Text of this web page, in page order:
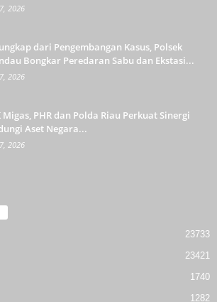
2026
dari Pengembangan Kasus, Polsek
Bongkar Peredaran Sabu dan Ekstasi...
2026
Migas, PHR dan Polda Riau Perkuat Sinergi
Aset Negara...
2026
23733
23421
1740
1282